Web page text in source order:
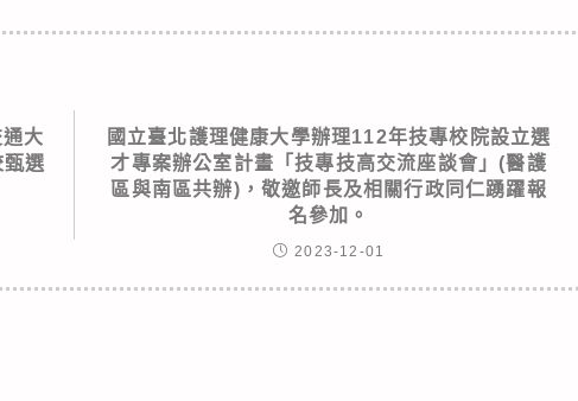
大
選
國立臺北護理健康大學辦理112年技專校院設立選
才專案辦公室計畫「技專技高交流座談會」(醫護
區與南區共辦)，敬邀師長及相關行政同仁踴躍報
名參加。
2023-12-01